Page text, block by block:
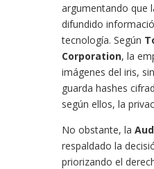
argumentando que
difundido
tecnología. Según
Corporation, la
imágenes del iris,
guarda hashes
según ellos, la
No obstante, la
respaldado la
priorizando el